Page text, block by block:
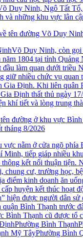
Duy Ninh, Ngô Tất
và những khu vực lân
tên đường Võ Duy
Duy Ninh, còn
1804 tại tỉnh Quảng
đầu làm quan dưới triều
giữ nhiều chức vụ quan
Gia Định. Khi liên quân
Gia Định thất thủ ngày
khí tiết và lòng trung
đường ở khu vực
tháng 8/2026
vực nằm ở cửa ngõ phía
Minh, tiếp giáp nhiều
kết nối thuận tiện.
chung cư, trường học,
điểm kinh doanh ăn
huyện kết thúc hoạt
hiện được người dân sử
Bình Thạnh trước
Bình Thạnh cũ được tổ
Bình
Mỹ TâyPhường Bình